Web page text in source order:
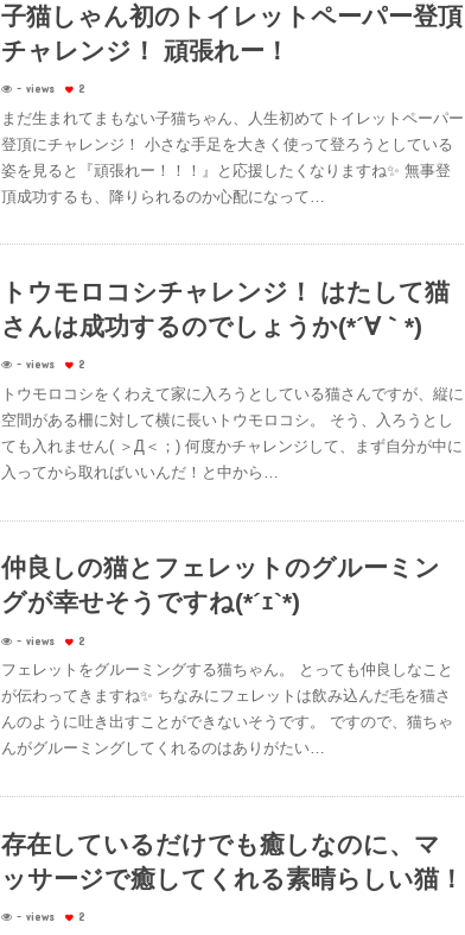
子猫しゃん初のトイレットペーパー登頂
チャレンジ！ 頑張れー！
- views 2
まだ生まれてまもない子猫ちゃん、人生初めてトイレットペーパー
登頂にチャレンジ！ 小さな手足を大きく使って登ろうとしている
姿を見ると『頑張れー！！！』と応援したくなりますね✨ 無事登
頂成功するも、降りられるのか心配になって…
トウモロコシチャレンジ！ はたして猫
さんは成功するのでしょうか(*´∀｀*)
- views 2
トウモロコシをくわえて家に入ろうとしている猫さんですが、縦に
空間がある柵に対して横に長いトウモロコシ。 そう、入ろうとし
ても入れません( ＞Д＜；) 何度かチャレンジして、まず自分が中に
入ってから取ればいいんだ！と中から…
仲良しの猫とフェレットのグルーミン
グが幸せそうですね(*´ｪ`*)
- views 2
フェレットをグルーミングする猫ちゃん。 とっても仲良しなこと
が伝わってきますね✨ ちなみにフェレットは飲み込んだ毛を猫さ
んのように吐き出すことができないそうです。 ですので、猫ちゃ
んがグルーミングしてくれるのはありがたい…
存在しているだけでも癒しなのに、マ
ッサージで癒してくれる素晴らしい猫！
- views 2